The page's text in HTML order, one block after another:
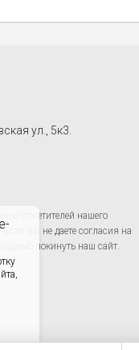
ул., 5к3.
посетителей нашего
. Если вы не даете согласия на
покинуть наш сайт.